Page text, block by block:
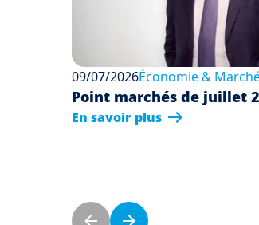
09/07/2026Économie &
Point marchés de juillet
En savoir plus
Pagination
Previous page
Next page